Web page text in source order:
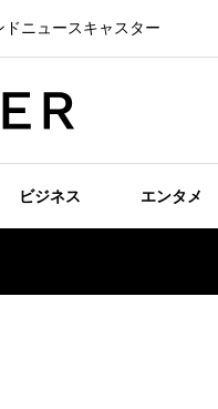
ドニュースキャスター
ビジネス エンタメ